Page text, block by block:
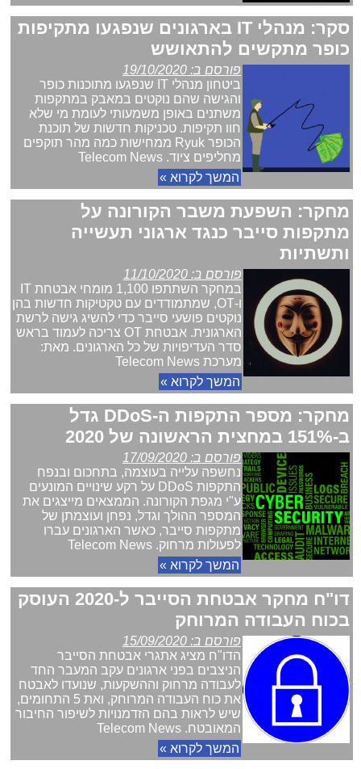
סקר: מנהלי IT בארגונים שנפגעו מתקיפות
כופר מתקשים להתאושש
פורסם ב: 19/10/2020
ביטחון מנהלי IT שנפגעו מתוכנות כופר
והגישה שהם נוקטים במאבק במתקפות
משתנים באופן משמעותי לעומת מי שלא
חוו תקיפות. טכניקות חדשות של תוכנת
הכופר Ryuk ממחישות כמה מהר תוקפים
מחליפים ציוד. Telecom News
המשך לקרוא »
מחקר: השפעת משבר הקורונה על
מתקפות סייבר כנגד ארגוני תעשייה
ותשתיות
פורסם ב: 11/10/2020
במחקר השתתפו 1,100 מומחי אבטחת IT
ו-OT, שמתמודדים עם טקטיקות חדשות בהן
נוקטים פושעי סייבר כדי להשיג גישה לרשת
הארגונית. אבטחת OT צריכה לעמוד בראש
סדר העדיפויות של כל הארגונים. מאת:
מערכת Telecom News
המשך לקרוא »
מחקר: מספר התקפות ה-DDoS גדל
ב-151% במחצית הראשונה של 2020
פורסם ב: 17/09/2020
נחשפה עלייה בעוצמה, בתחכום ובנפח
התקפות DDoS על רקע שינויים המונעים
ע"י מגפת הקורונה. הממצאים מייצגים את
המספר ההולך וגדל, נפחן ועוצמתן של
מתקפות סייבר, כאשר הארגונים עברו
לפעולות מרחוק. Telecom News
המשך לקרוא »
דו"ח מחקר אבטחת הסייבר ל-2020 העוסק
בכוח העבודה המרוחק
פורסם ב: 15/09/2020
הדו"ח מציג אתגרי אבטחת הסייבר
הניצבים בפני ארגונים עקב המעבר החד
לעבודה מרחוק וההשקעות, שנועדו לאבטח
את כוח העבודה המרוחק, ואת 5 התחומים,
שיש לראות בהם הזדמנויות לשיפור החיבור
המאובטח. Telecom News
המשך לקרוא »